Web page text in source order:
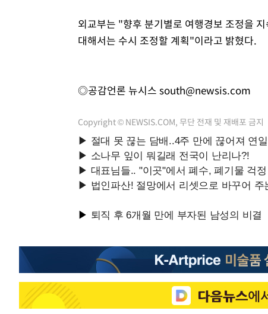
외교부는 "향후 분기별로 여행경보 조정을
대해서는 수시 조정할 계획"이라고 밝혔다.
◎공감언론 뉴시스 south@newsis.com
Copyright © NEWSIS.COM, 무단 전재 및 재배포 금지